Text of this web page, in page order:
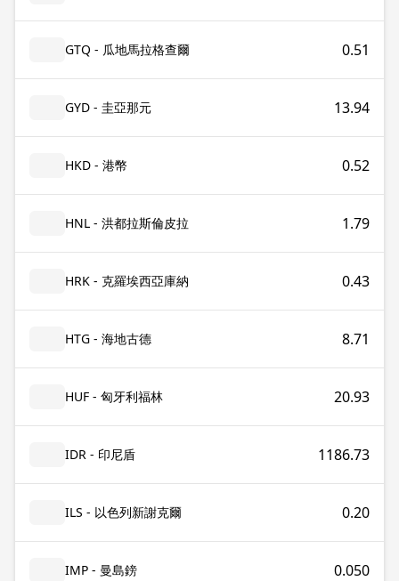
GTQ - 瓜地馬拉格查爾 0.51
GYD - 圭亞那元 13.94
HKD - 港幣 0.52
HNL - 洪都拉斯倫皮拉 1.79
HRK - 克羅埃西亞庫納 0.43
HTG - 海地古德 8.71
HUF - 匈牙利福林 20.93
IDR - 印尼盾 1186.73
ILS - 以色列新謝克爾 0.20
IMP - 曼島鎊 0.050